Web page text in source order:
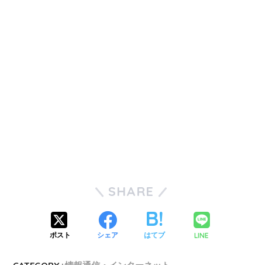
SHARE
ポスト シェア はてブ LINE